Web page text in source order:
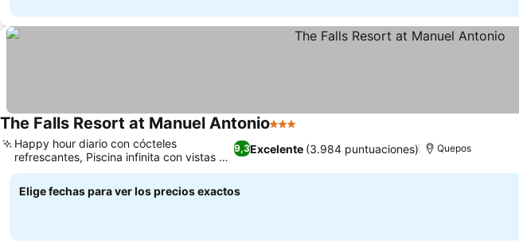
The Falls Resort at Manuel Antonio3 Estrellas
9,3Excelente (3.984 puntuaciones)
Happy hour diario con cócteles
refrescantes, Piscina infinita con vistas a
la vegetación tropical
Quepos
Elige fechas para ver los precios exactos